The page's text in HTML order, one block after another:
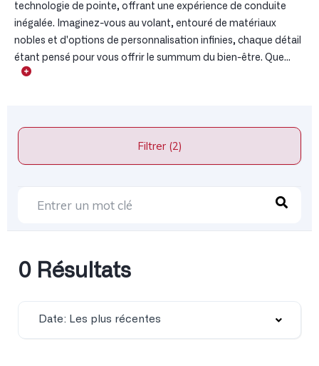
technologie de pointe, offrant une expérience de conduite
inégalée. Imaginez-vous au volant, entouré de matériaux
nobles et d'options de personnalisation infinies, chaque détail
étant pensé pour vous offrir le summum du bien-être. Que...
Filtrer (2)
0 Résultats
Date: Les plus récentes